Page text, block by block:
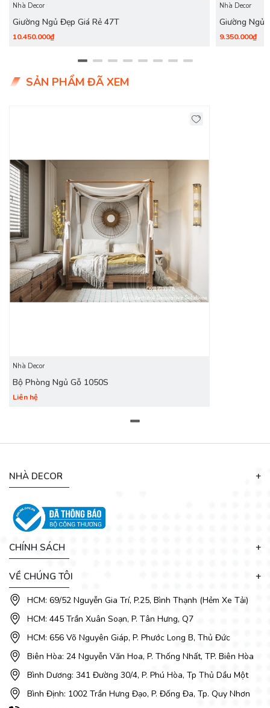
Bộ phòng ngủ giá rẻ, đẹp tại
Đối với một phòng ngủ cao cấp tất cả các chi tiết từ nhỏ nhất
thành một không gian đẹp đến ngỡ ngàng, những món đồ
nội thất này thường phải đi combo để đảm bảo sự đồng bộ.
Nhà Decor
Giường Ngủ Đẹp Giá Rẻ 47T
10.450.000₫
Nhà Decor
Giường Ngủ
9.350.000₫
SẢN PHẨM ĐÃ XEM
Nhà Decor
Bộ Phòng Ngủ Gỗ 1050S
Liên hệ
NHÀ DECOR
CHÍNH SÁCH
VỀ CHÚNG TÔI
HCM: 69/52 Nguyễn Gia Trí, P.25, Bình Thạnh (Hẻm Xe Tải)
HCM: 445 Trần Xuân Soạn, P. Tân Hưng, Q7
HCM: 656 Võ Nguyên Giáp, P. Phước Long B, Thủ Đức
Biên Hòa: 24 Nguyễn Văn Hoa, P. Thống Nhất, TP. Biên Hòa
Bình Dương: 341 Đường 30/4, P. Phú Hòa, Tp Thủ Dầu Một
Bình Định: 1002 Trần Hưng Đạo, P. Đống Đa, Tp. Quy Nhơn